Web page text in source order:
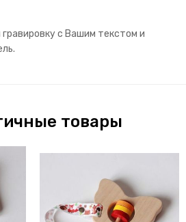
с Вашим текстом и
товары